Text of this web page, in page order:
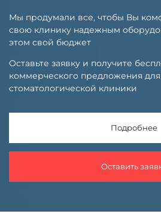
Мы продумали все, чтобы Вы
свою клинику надежным
этом свой бюджет
Оставьте заявку и получите
коммерческого предложения
стоматологической клиники
Подробнее
Оставить